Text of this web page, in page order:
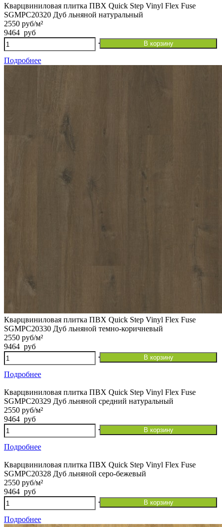
Кварцвиниловая плитка ПВХ Quick Step Vinyl Flex Fuse
SGMPC20320 Дуб льняной натуральный
2550 руб/м²
9464 руб
Количество
товара
Кварцвиниловая
плитка
В корзину
Подробнее
Кварцвиниловая плитка ПВХ Quick Step Vinyl Flex Fuse
SGMPC20330 Дуб льняной темно-коричневый
2550 руб/м²
9464 руб
Количество
товара
Кварцвиниловая
ПВХ
Quick
Step
Vinyl
Flex
Fuse
SGMPC20330
Дуб
льняной
темно-
коричневый
В корзину
Подробнее
Кварцвиниловая плитка ПВХ Quick Step Vinyl Flex Fuse
SGMPC20329 Дуб льняной средний натуральный
2550 руб/м²
9464 руб
Количество
товара
Кварцвиниловая
ПВХ
Quick
Step
Vinyl
Flex
Fuse
SGMPC20329
В корзину
Подробнее
Кварцвиниловая плитка ПВХ Quick Step Vinyl Flex Fuse
SGMPC20328 Дуб льняной серо-бежевый
2550 руб/м²
9464 руб
Количество
товара
Кварцвиниловая
В корзину
Подробнее